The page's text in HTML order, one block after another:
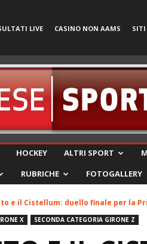
LIVE CASINO NON AAMS SITI
HOCKEY ALTRI SPORT
RUBRICHE FOTOGALLERY
e il Cistellum: duello finale per la
X SECONDA CATEGORIA GIRONE Z